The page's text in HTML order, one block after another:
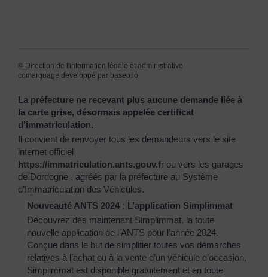
© Direction de l'information légale et administrative
comarquage developpé par baseo.io
La préfecture ne recevant plus aucune demande liée à
la carte grise, désormais appelée certificat
d’immatriculation.
Il convient de renvoyer tous les demandeurs vers le site
internet officiel
https://immatriculation.ants.gouv.fr ou vers les garages
de Dordogne , agréés par la préfecture au Système
d’Immatriculation des Véhicules.
Nouveauté ANTS 2024 : L’application Simplimmat
Découvrez dès maintenant Simplimmat, la toute
nouvelle application de l’ANTS pour l’année 2024.
Conçue dans le but de simplifier toutes vos démarches
relatives à l’achat ou à la vente d’un véhicule d’occasion,
Simplimmat est disponible gratuitement et en toute